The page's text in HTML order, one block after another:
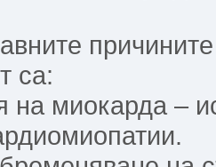
са:
на миокарда –